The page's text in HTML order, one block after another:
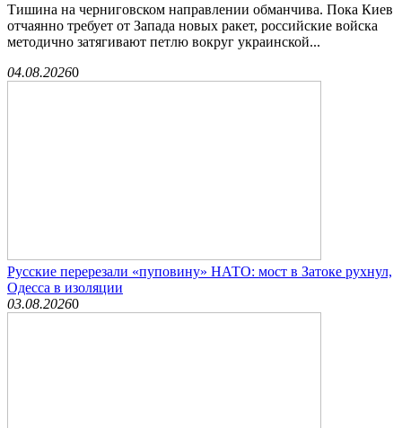
Тишина на черниговском направлении обманчива. Пока Киев
отчаянно требует от Запада новых ракет, российские войска
методично затягивают петлю вокруг украинской...
04.08.20260
Русские перерезали «пуповину» НАТО: мост в Затоке рухнул,
Одесса в изоляции
03.08.20260